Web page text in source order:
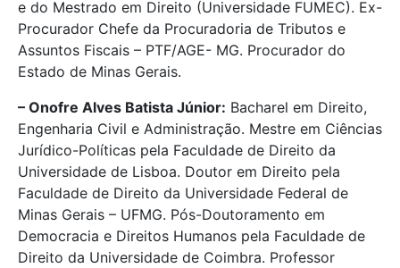
e do Mestrado em Direito (Universidade FUMEC). Ex-
Procurador Chefe da Procuradoria de Tributos e
Assuntos Fiscais – PTF/AGE- MG. Procurador do
Estado de Minas Gerais.
– Onofre Alves Batista Júnior: Bacharel em Direito,
Engenharia Civil e Administração. Mestre em Ciências
Jurídico-Políticas pela Faculdade de Direito da
Universidade de Lisboa. Doutor em Direito pela
Faculdade de Direito da Universidade Federal de
Minas Gerais – UFMG. Pós-Doutoramento em
Democracia e Direitos Humanos pela Faculdade de
Direito da Universidade de Coimbra. Professor